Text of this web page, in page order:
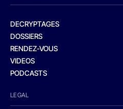
DECRYPTAGES
DOSSIERS
RENDEZ-VOUS
VIDEOS
PODCASTS
LEGAL